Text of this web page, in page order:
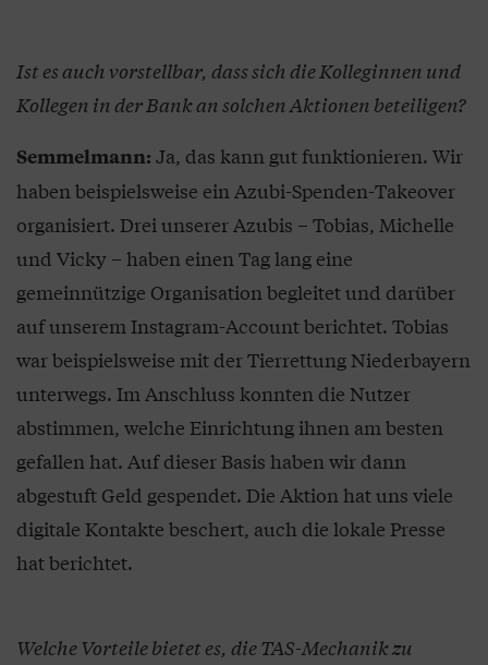
Ist es auch vorstellbar, dass sich die Kolleginnen und
Kollegen in der Bank an solchen Aktionen beteiligen?
Semmelmann: Ja, das kann gut funktionieren. Wir
haben beispielsweise ein Azubi-Spenden-Takeover
organisiert. Drei unserer Azubis – Tobias, Michelle
und Vicky – haben einen Tag lang eine
gemeinnützige Organisation begleitet und darüber
auf unserem Instagram-Account berichtet. Tobias
war beispielsweise mit der Tierrettung Niederbayern
unterwegs. Im Anschluss konnten die Nutzer
abstimmen, welche Einrichtung ihnen am besten
gefallen hat. Auf dieser Basis haben wir dann
abgestuft Geld gespendet. Die Aktion hat uns viele
digitale Kontakte beschert, auch die lokale Presse
hat berichtet.
Welche Vorteile bietet es, die TAS-Mechanik zu